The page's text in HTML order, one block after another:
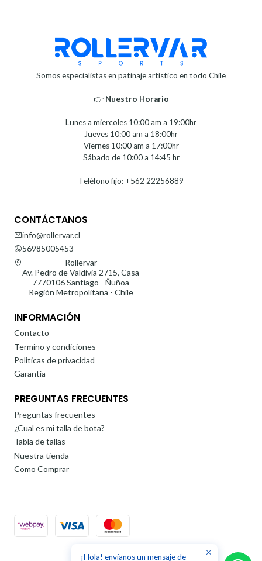
Somos especialistas en patinaje artístico en todo Chile
👉 Nuestro Horario⁣⁣
Lunes a miercoles 10:00 am a 19:00hr
Jueves 10:00 am a 18:00hr
Viernes 10:00 am a 17:00hr
Sábado de 10:00 a 14:45 hr
Teléfono fijo: +562 22256889
CONTÁCTANOS
info@rollervar.cl
56985005453
Rollervar
Av. Pedro de Valdivia 2715, Casa
7770106 Santiago - Ñuñoa
Región Metropolitana - Chile
INFORMACIÓN
Contacto
Termino y condiciones
Politicas de privacidad
Garantía
PREGUNTAS FRECUENTES
Preguntas frecuentes
¿Cual es mi talla de bota?
Tabla de tallas
Nuestra tienda
Como Comprar
¡Hola! envíanos un mensaje de